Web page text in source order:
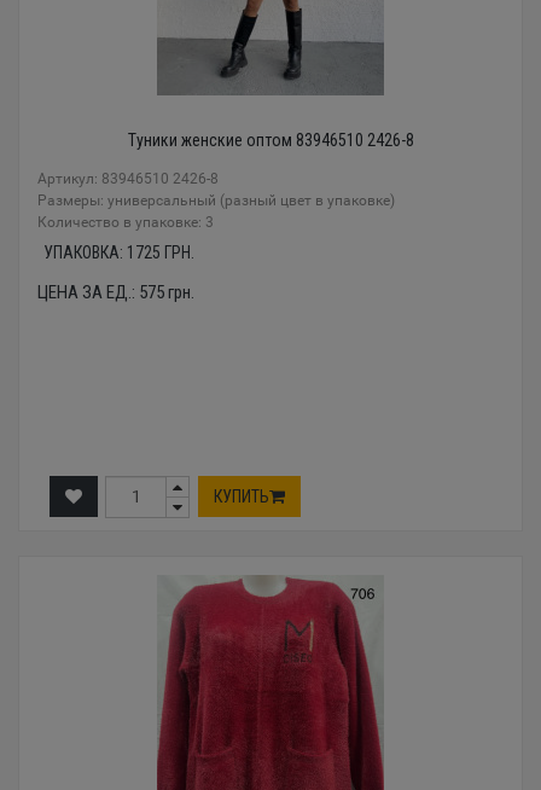
Туники женские оптом 83946510 2426-8
Артикул: 83946510 2426-8
Размеры: универсальный (разный цвет в упаковке)
Количество в упаковке: 3
УПАКОВКА: 1725 ГРН.
ЦЕНА ЗА ЕД.: 575грн.
КУПИТЬ